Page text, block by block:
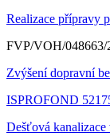
Realizace přípravy
FVP/VOH/048663/
Zvýšení dopravní
ISPROFOND
Dešťová kanalizace